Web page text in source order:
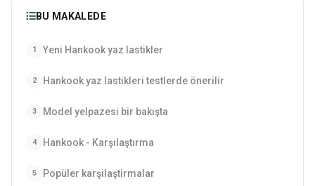
BU MAKALEDE
1 Yeni Hankook yaz lastikler
2 Hankook yaz lastikleri testlerde önerilir
3 Model yelpazesi bir bakışta
4 Hankook - Karşılaştırma
5 Popüler karşilaştirmalar